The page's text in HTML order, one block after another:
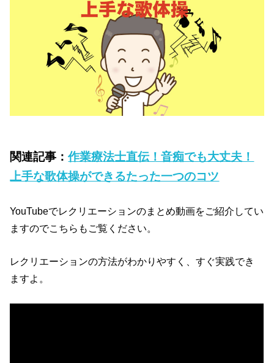
関連記事：作業療法士直伝！音痴でも大丈夫！
上手な歌体操ができるたった一つのコツ
YouTubeでレクリエーションのまとめ動画をご紹介してい
ますのでこちらもご覧ください。
レクリエーションの方法がわかりやすく、すぐ実践でき
ますよ。